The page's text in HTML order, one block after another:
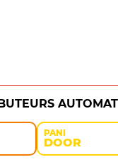
PANI
DOOR